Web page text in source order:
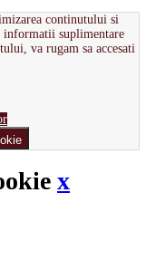
continutului si
suplimentare
va rugam sa accesati
x